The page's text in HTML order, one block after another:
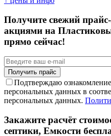
Получите свежий
акциями на
прямо сейчас!
Подтверждаю
персональных данных в
персональных данных.
Закажите расчёт
септики, Емкости